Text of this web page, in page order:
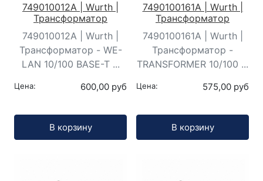
749010012A | Wurth |
Трансформатор
749010012A | Wurth |
Трансформатор - WE-
LAN 10/100 BASE-T ...
Цена: 600,00 руб
В корзину
7490100161A | Wurth |
Трансформатор
7490100161A | Wurth |
Трансформатор -
TRANSFORMER 10/100 ...
Цена: 575,00 руб
В корзину